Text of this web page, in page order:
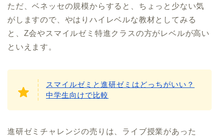
ただ、ベネッセの規模からすると、ちょっと少ない気
がしますので、やはりハイレベルな教材としてみる
と、Z会やスマイルゼミ特進クラスの方がレベルが高い
といえます。
スマイルゼミと進研ゼミはどっちがいい？
中学生向けで比較
進研ゼミチャレンジの売りは、ライブ授業があった